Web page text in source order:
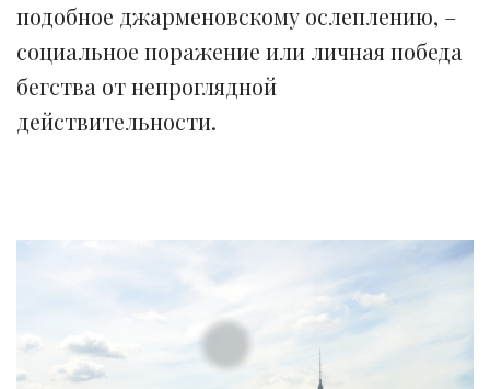
подобное джарменовскому ослеплению, –
социальное поражение или личная победа
бегства от непроглядной
действительности.